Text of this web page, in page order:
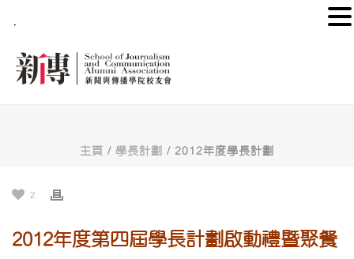
主頁 / 學長計劃 / 2012年度學長計劃
2
2012年度第四屆學長計劃啟動禮暨聚餐
.